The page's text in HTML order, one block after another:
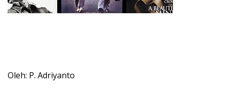
Oleh: P. Adriyanto